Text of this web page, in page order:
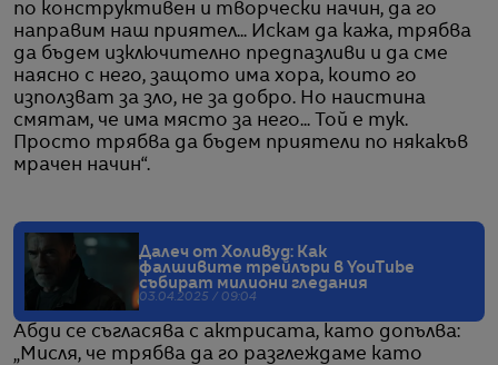
по конструктивен и творчески начин, да го
направим наш приятел... Искам да кажа, трябва
да бъдем изключително предпазливи и да сме
наясно с него, защото има хора, които го
използват за зло, не за добро. Но наистина
смятам, че има място за него... Той е тук.
Просто трябва да бъдем приятели по някакъв
мрачен начин“.
Далеч от Холивуд: Как
фалшивите трейлъри в YouTube
събират милиони гледания
03.04.2025 / 09:04
Абди се съгласява с актрисата, като допълва:
„Мисля, че трябва да го разглеждаме като